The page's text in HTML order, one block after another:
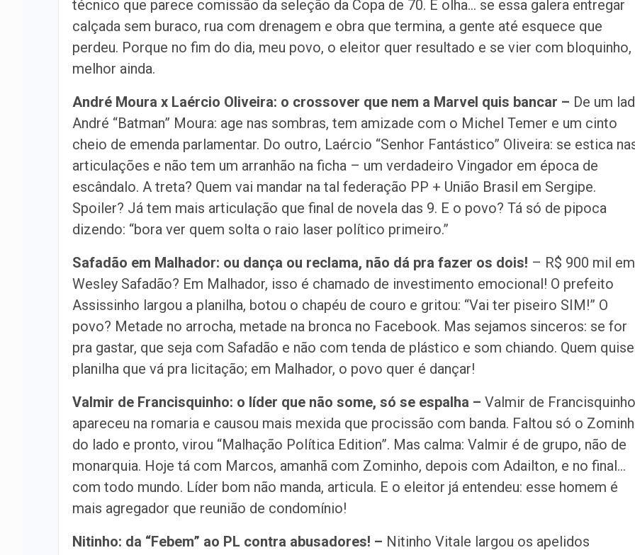
técnico que parece comissão da seleção da Copa de 70. E olha… se essa galera entregar
calçada sem buraco, rua com drenagem e obra que termina, a gente até esquece que
perdeu. Porque no fim do dia, meu povo, o eleitor quer resultado e se vier com bloquinho,
melhor ainda.
André Moura x Laércio Oliveira: o crossover que nem a Marvel quis bancar – De um
André “Batman” Moura: age nas sombras, tem amizade com o Michel Temer e um cinto
cheio de emenda parlamentar. Do outro, Laércio “Senhor Fantástico” Oliveira: se estica
articulações e não tem um arranhão na ficha – um verdadeiro Vingador em época de
escândalo. A treta? Quem vai mandar na tal federação PP + União Brasil em Sergipe.
Spoiler? Já tem mais articulação que final de novela das 9. E o povo? Tá só de pipoca
dizendo: “bora ver quem solta o raio laser político primeiro.”
Safadão em Malhador: ou dança ou reclama, não dá pra fazer os dois! – R$ 900 mil em
Wesley Safadão? Em Malhador, isso é chamado de investimento emocional! O prefeito
Assissinho largou a planilha, botou o chapéu de couro e gritou: “Vai ter piseiro SIM!” O
povo? Metade no arrocha, metade na bronca no Facebook. Mas sejamos sinceros: se for
pra gastar, que seja com Safadão e não com tenda de plástico e som chiando. Quem
planilha que vá pra licitação; em Malhador, o povo quer é dançar!
Valmir de Francisquinho: o líder que não some, só se espalha – Valmir de Francisquinho
apareceu na romaria e causou mais mexida que procissão com banda. Faltou só o
do lado e pronto, virou “Malhação Política Edition”. Mas calma: Valmir é de grupo, não de
monarquia. Hoje tá com Marcos, amanhã com Zominho, depois com Adailton, e no final…
com todo mundo. Líder bom não manda, articula. E o eleitor já entendeu: esse homem é
mais agregador que reunião de condomínio!
Nitinho: da “Febem” ao PL contra abusadores! – Nitinho Vitale largou os apelidos